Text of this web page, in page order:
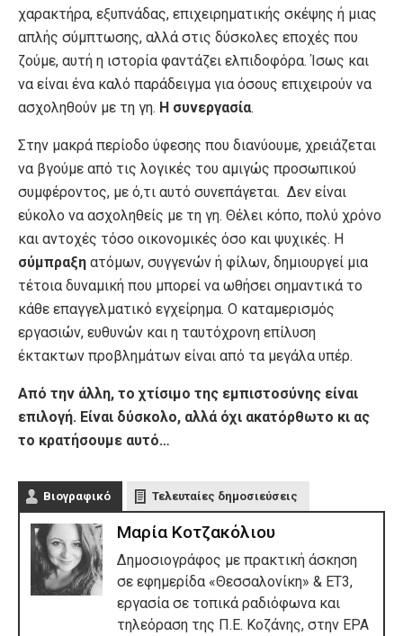
χαρακτήρα, εξυπνάδας, επιχειρηματικής σκέψης ή μιας
απλής σύμπτωσης, αλλά στις δύσκολες εποχές που
ζούμε, αυτή η ιστορία φαντάζει ελπιδοφόρα. Ίσως και
να είναι ένα καλό παράδειγμα για όσους επιχειρούν να
ασχοληθούν με τη γη. Η συνεργασία.
Στην μακρά περίοδο ύφεσης που διανύουμε, χρειάζεται
να βγούμε από τις λογικές του αμιγώς προσωπικού
συμφέροντος, με ό,τι αυτό συνεπάγεται. Δεν είναι
εύκολο να ασχοληθείς με τη γη. Θέλει κόπο, πολύ χρόνο
και αντοχές τόσο οικονομικές όσο και ψυχικές. Η
σύμπραξη ατόμων, συγγενών ή φίλων, δημιουργεί μια
τέτοια δυναμική που μπορεί να ωθήσει σημαντικά το
κάθε επαγγελματικό εγχείρημα. Ο καταμερισμός
εργασιών, ευθυνών και η ταυτόχρονη επίλυση
έκτακτων προβλημάτων είναι από τα μεγάλα υπέρ.
Από την άλλη, το χτίσιμο της εμπιστοσύνης είναι
επιλογή. Είναι δύσκολο, αλλά όχι ακατόρθωτο κι ας
το κρατήσουμε αυτό…
Βιογραφικό Τελευταίες δημοσιεύσεις
Μαρία Κοτζακόλιου
Δημοσιογράφος με πρακτική άσκηση
σε εφημερίδα «Θεσσαλονίκη» & ΕΤ3,
εργασία σε τοπικά ραδιόφωνα και
τηλεόραση της Π.Ε. Κοζάνης, στην ΕΡΑ